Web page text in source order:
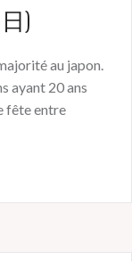
)
au japon.
ayant 20 ans
fête entre